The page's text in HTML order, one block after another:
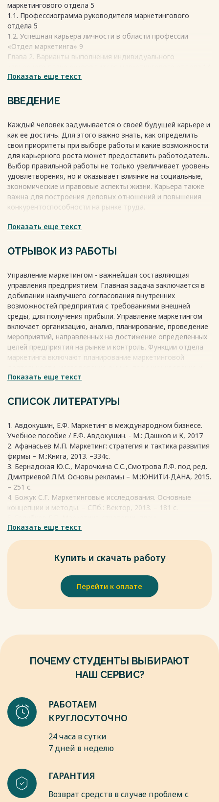
маркетингового отдела 5
1.1. Профессиограмма руководителя маркетингового
отдела 5
1.2. Успешная карьера личности в области профессии
«Отдел маркетинга» 9
Глава 2. Варианты выполнения индивидуального
2.1. Составление личного жизненного плана 14
Список использованных источников 23
Весь текст будет доступен
Показать еще текст
ВВЕДЕНИЕ
Каждый человек задумывается о своей будущей карьере и
как ее достичь. Для этого важно знать, как определить
свои приоритеты при выборе работы и какие возможности
для карьерного роста может предоставить работодатель.
Выбор правильной работы не только увеличивает уровень
удовлетворения, но и оказывает влияние на социальные,
экономические и правовые аспекты жизни. Карьера также
важна для построения деловых отношений и повышения
конкурентоспособности на рынке труда.
В маркетинге необходимо учитывать множество факторов
выбор целевой аудитории и медиа каналов, анализ
за все эти аспекты.
Весь текст будет доступенпосле покупки
Показать еще текст
ОТРЫВОК ИЗ РАБОТЫ
Управление маркетингом - важнейшая составляющая
управления предприятием. Главная задача заключается в
добивании наилучшего согласования внутренних
возможностей предприятия с требованиями внешней
среды, для получения прибыли. Управление маркетингом
включает организацию, анализ, планирование, проведение
мероприятий, направленных на достижение определенных
целей предприятия на рынке и контроль. Функции отдела
маркетинга включают планирование маркетинговой
ценообразование. Успешное управление маркетингом
на удовлетворение через рынок общественных и личных
соответствии с имеющимися потребностями и условиями
потребления, а также целевую ориентацию рыночной
деятельности предприятия.
Весь текст будет доступенпосле покупки
Показать еще текст
СПИСОК ЛИТЕРАТУРЫ
1. Авдокушин, Е.Ф. Маркетинг в международном бизнесе.
Учебное пособие / Е.Ф. Авдокушин. - М.: Дашков и К, 2017
2. Афанасьев М.П. Маркетинг: стратегия и тактика развития
фирмы – М.:Книга, 2013. –334с.
3. Бернадская Ю.С., Марочкина С.С.,Смотрова Л.Ф. под ред.
Дмитриевой Л.М. Основы рекламы – М.:ЮНИТИ-ДАНА, 2015.
– 251 с.
4. Божук С.Г. Маркетинговые исследования. Основные
концепции и методы. – СПб.: Вектор, 2013. – 181 с.
структуры:учебник/ Е.П. Голубков - М.: Дело, 2011. – 305 с.
6. Друкер Питер Ф. Практика менеджмента - Вильямс, 2015
- 277 с.
7. Завьялов П.С. Маркетинг в схемах, рисунках, таблицах.
Весь текст будет доступенпосле покупки
Показать еще текст
Купить и скачать работу
Перейти к оплате
ПОЧЕМУ СТУДЕНТЫ ВЫБИРАЮТ
НАШ СЕРВИС?
РАБОТАЕМ
КРУГЛОСУТОЧНО
24 часа в сутки
7 дней в неделю
ГАРАНТИЯ
Возврат средств в случае проблем с